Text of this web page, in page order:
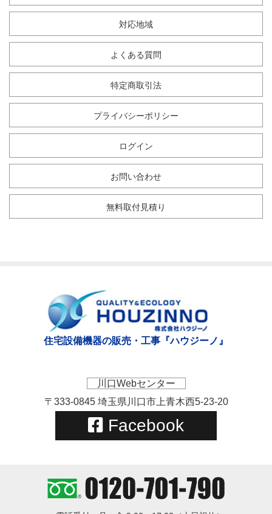
対応地域
よくある質問
特定商取引法
プライバシーポリシー
ログイン
お問い合わせ
無料取付見積り
住宅設備機器の販売・工事『ハウジーノ』
川口Webセンター
〒333-0845 埼玉県川口市上青木西5-23-20
Facebook